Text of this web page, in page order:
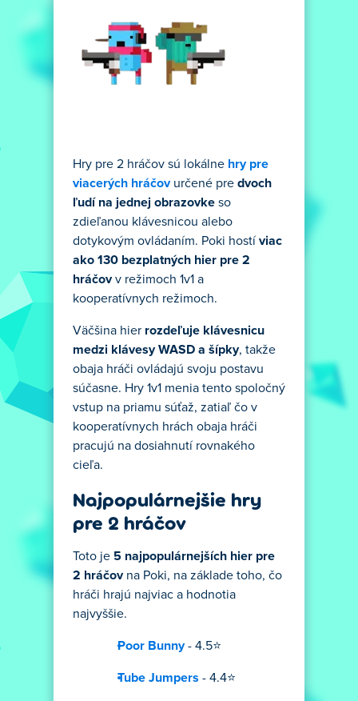
Hry pre 2 hráčov sú lokálne hry pre
viacerých hráčovurčené pre dvoch
ľudí na jednej obrazovke so
zdieľanou klávesnicou alebo
dotykovým ovládaním. Poki hostí viac
ako 130 bezplatných hier pre 2
hráčovv režimoch 1v1 a
kooperatívnych režimoch.
Väčšina hier rozdeľuje klávesnicu
medzi klávesy WASD a šípky, takže
obaja hráči ovládajú svoju postavu
súčasne. Hry 1v1 menia tento spoločný
vstup na priamu súťaž, zatiaľ čo v
kooperatívnych hrách obaja hráči
pracujú na dosiahnutí rovnakého
cieľa.
Najpopulárnejšie hry
pre 2 hráčov
Toto je 5 najpopulárnejších hier pre
2 hráčovna Poki, na základe toho, čo
hráči hrajú najviac a hodnotia
najvyššie.
Poor Bunny- 4.5⭐
Tube Jumpers - 4.4⭐